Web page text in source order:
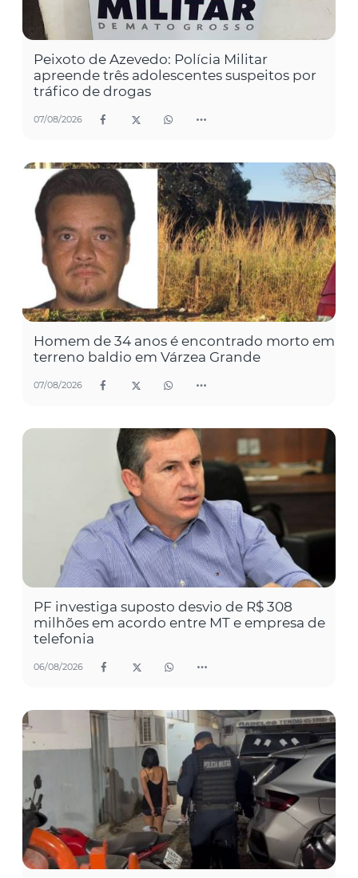
Peixoto de Azevedo: Polícia Militar
apreende três adolescentes suspeitos por
tráfico de drogas
07/08/2026
Homem de 34 anos é encontrado morto em
terreno baldio em Várzea Grande
07/08/2026
PF investiga suposto desvio de R$ 308
milhões em acordo entre MT e empresa de
telefonia
06/08/2026